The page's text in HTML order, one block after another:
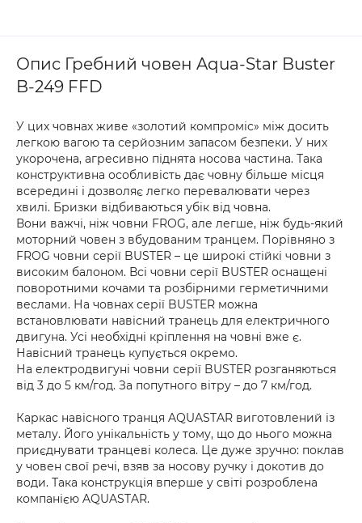
Опис Гребний човен Aqua-Star Buster
B-249 FFD
У цих човнах живе «золотий компроміс» між досить
легкою вагою та серйозним запасом безпеки. У них
укорочена, агресивно піднята носова частина. Така
конструктивна особливість дає човну більше місця
всередині і дозволяє легко перевалювати через
хвилі. Бризки відбиваються убік від човна.
Вони важчі, ніж човни FROG, але легше, ніж будь-який
моторний човен з вбудованим транцем. Порівняно з
FROG човни серії BUSTER – це широкі стійкі човни з
високим балоном. Всі човни серії BUSTER оснащені
поворотними кочами та розбірними герметичними
веслами. На човнах серії BUSTER можна
встановлювати навісний транець для електричного
двигуна. Усі необхідні кріплення на човні вже є.
Навісний транець купується окремо.
На електродвигуні човни серії BUSTER розганяються
від 3 до 5 км/год. За попутного вітру – до 7 км/год.
Каркас навісного транця AQUASTAR виготовлений із
металу. Його унікальність у тому, що до нього можна
приєднувати транцеві колеса. Це дуже зручно: поклав
у човен свої речі, взяв за носову ручку і докотив до
води. Така конструкція вперше у світі розроблена
компанією AQUASTAR.